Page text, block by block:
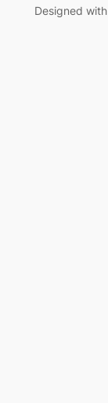
Designed with